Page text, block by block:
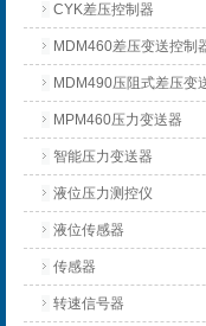
CYK差压控制器
MDM460差压变送控制
MDM490压阻式差压变
MPM460压力变送器
智能压力变送器
液位压力测控仪
液位传感器
传感器
转速信号器